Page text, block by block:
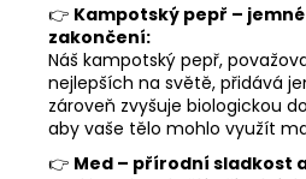
👉 Kampotský pepř –
zakončení:
Náš kampotský pepř,
nejlepších na světě, přidává
zároveň zvyšuje biologickou
aby vaše tělo mohlo využít
👉 Med – přírodní sladkost